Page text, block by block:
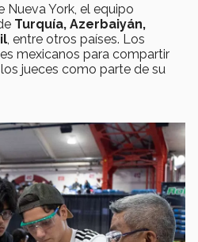
Nueva York, el equipo
Turquía, Azerbaiyán,
, entre otros países. Los
mexicanos para compartir
jueces como parte de su